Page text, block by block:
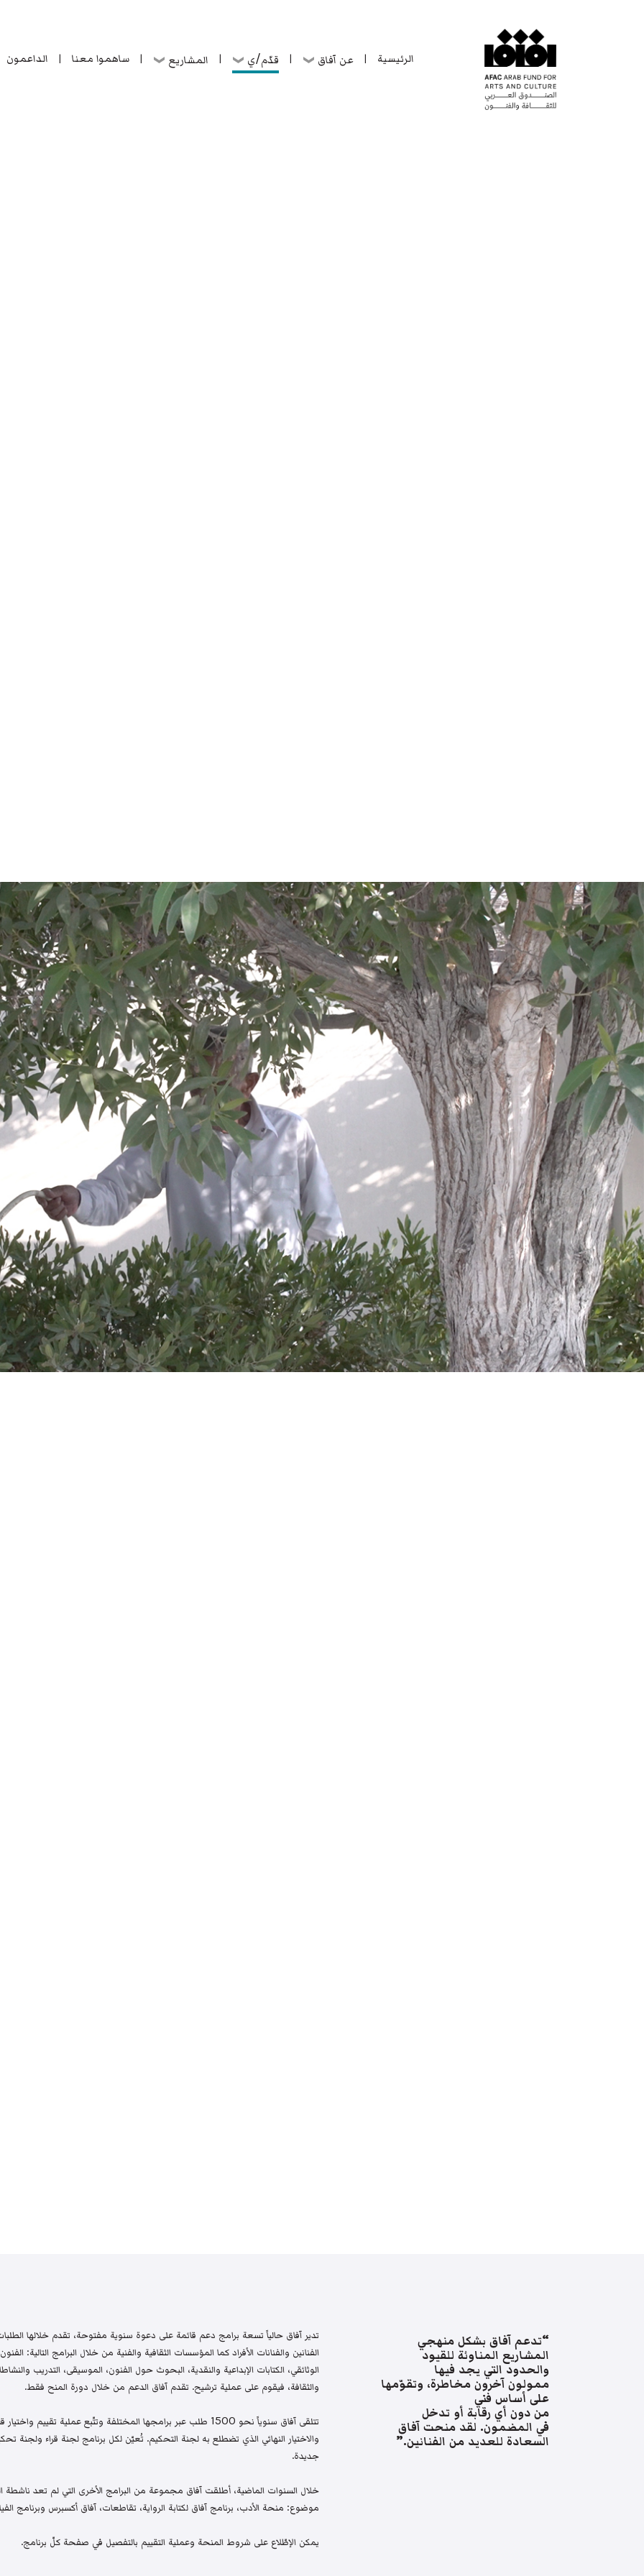
الرئيسية | عن آفاق | قدّم/ي | المشاريع | ساهموا معنا | الداعمون
“تدعم آفاق بشكل منهجي
المشاريع المناوئة للقيود
والحدود التي يجد فيها
ممولون آخرون مخاطرة، وتقوّمها
على أساس فني
من دون أي رقابة أو تدخل
في المضمون. لقد منحت آفاق
السعادة للعديد من الفنانين.”
تدير آفاق حالياً تسعة برامج دعم قائمة على دعوة سنوية مفتوحة، تقدم خلالها
الفنانين والفنانات الأفراد كما المؤسسات الثقافية والفنية من خلال البرامج التالية:
الوثائقي، الكتابات الإبداعية والنقدية، البحوث حول الفنون، الموسيقى، التدريب
والثقافة، فيقوم على عملية ترشيح. تقدم آفاق الدعم من خلال دورة المنح فقط.
تتلقى آفاق سنوياً نحو 1500 طلب عبر برامجها المختلفة وتتّبع عملية
والاختيار النهائي الذي تضطلع به لجنة التحكيم. تُعيّن لكل برنامج لجنة قراء
جديدة.
خلال السنوات الماضية، أطلقت آفاق مجموعة من البرامج الأخرى التي لم تعد ناشطة
موضوع: منحة الأدب، برنامج آفاق لكتابة الرواية، تقاطعات، آفاق أكسبرس وبرنامج
يمكن الإطّلاع على شروط المنحة وعملية التقييم بالتفصيل في صفحة كلّ برنامج.